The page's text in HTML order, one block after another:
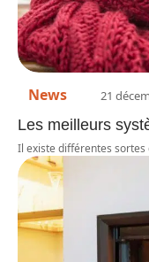
News 21
Les meilleurs
Il existe différentes sortes